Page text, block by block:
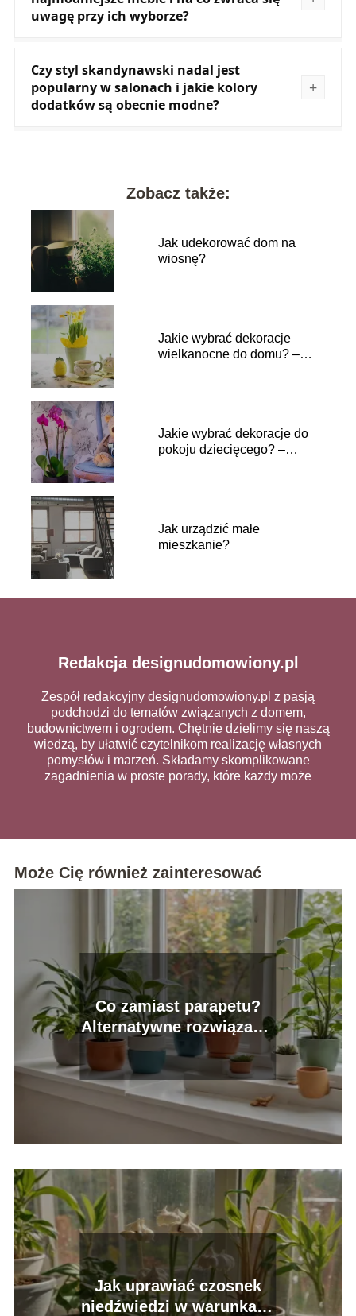
uwagę przy ich wyborze?
Czy styl skandynawski nadal jest
popularny w salonach i jakie kolory
dodatków są obecnie modne?
Zobacz także:
Jak udekorować dom na
wiosnę?
Jakie wybrać dekoracje
wielkanocne do domu? –
Jakie wybrać dekoracje do
pokoju dziecięcego? –
Jak urządzić małe
mieszkanie?
Redakcja designudomowiony.pl
Zespół redakcyjny designudomowiony.pl z pasją
podchodzi do tematów związanych z domem,
budownictwem i ogrodem. Chętnie dzielimy się naszą
wiedzą, by ułatwić czytelnikom realizację własnych
pomysłów i marzeń. Składamy skomplikowane
zagadnienia w proste porady, które każdy może
Może Cię również zainteresować
Co zamiast parapetu?
Alternatywne rozwiązania
do okien
Jak uprawiać czosnek
niedźwiedzi w warunkach